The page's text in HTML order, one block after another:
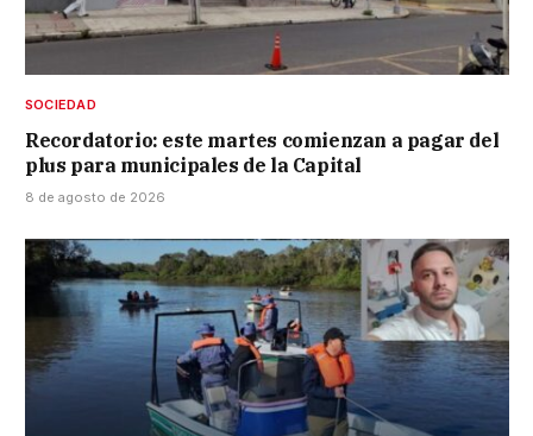
SOCIEDAD
Recordatorio: este martes comienzan a pagar del
plus para municipales de la Capital
8 de agosto de 2026